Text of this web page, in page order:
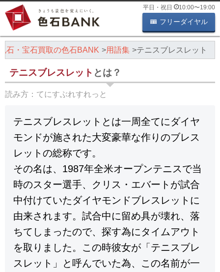
平日・祝日 10:00〜19:00
フリーダイヤル
石・宝石買取の色石BANK 用語集 テニスブレスレット
テニスブレスレット とは？
読み方： てにすぶれすれっと
テニスブレスレットとは一周全てにダイヤ
モンドが施された大変豪華な作りのブレス
レットの総称です。
その名は、1987年全米オープンテニスで当
時のスター選手、クリス・エバートが試合
中付けていたダイヤモンドブレスレットに
由来されます。試合中に留め具が壊れ、落
ちてしまったので、探す為にタイムアウト
を取りました。この時彼女が「テニスブレ
スレット」と呼んでいた為、この名前が一